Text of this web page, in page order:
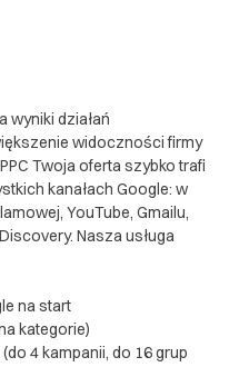
wyniki działań
widoczności firmy
Twoja oferta szybko trafi
kanałach Google: w
YouTube, Gmailu,
Nasza usługa
na start
kategorie)
4 kampanii, do 16 grup